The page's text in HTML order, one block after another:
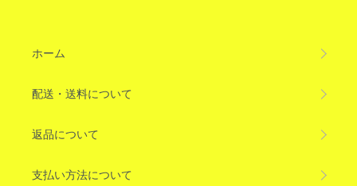
ホーム
配送・送料について
返品について
支払い方法について